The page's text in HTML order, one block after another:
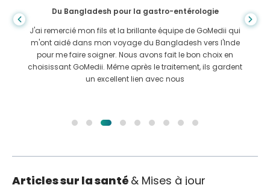
Du Bangladesh pour la gastro-entérologie
J'ai remercié mon fils et la brillante équipe de GoMedii qui
m'ont aidé dans mon voyage du Bangladesh vers l'Inde
pour me faire soigner. Nous avons fait le bon choix en
choisissant GoMedii. Même après le traitement, ils gardent
un excellent lien avec nous
Articles sur la santé & Mises à jour